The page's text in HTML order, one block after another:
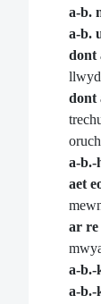
a-b.
a-b.
dont
dont
a-b.-
aet
ar re
a-b.-
a-